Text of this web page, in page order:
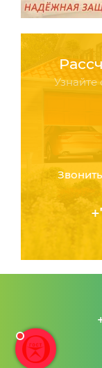
Узнайте